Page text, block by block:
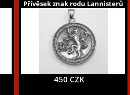
Přívěsek znak rodu Lannisterů
450 CZK